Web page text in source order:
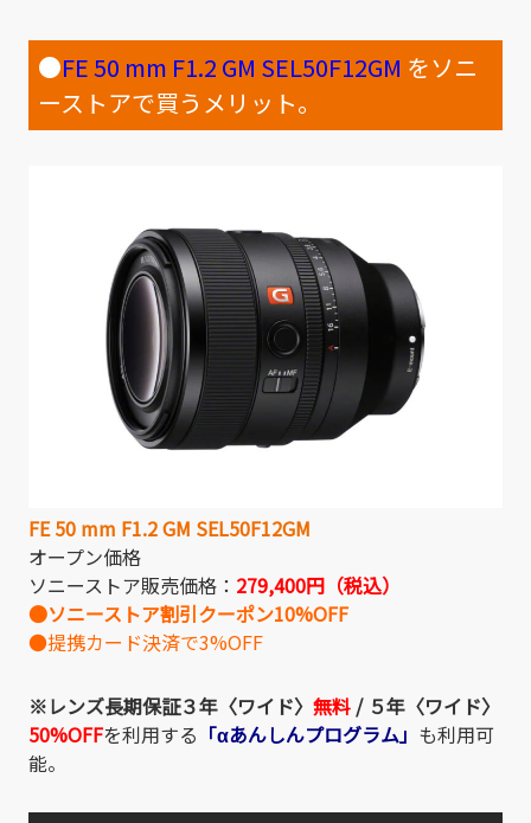
●FE 50 mm F1.2 GM SEL50F12GM をソニ
ーストアで買うメリット。
FE 50 mm F1.2 GM SEL50F12GM
オープン価格
ソニーストア販売価格： 279,400円（税込）
●ソニーストア割引クーポン10%OFF
●提携カード決済で3%OFF
※レンズ長期保証３年〈ワイド〉 無料 / ５年〈ワイド〉
50%OFFを利用する 「αあんしんプログラム」 も利用可
能。